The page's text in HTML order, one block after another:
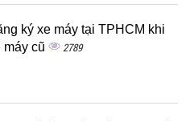
ký xe máy tại TPHCM khi
máy cũ
2789